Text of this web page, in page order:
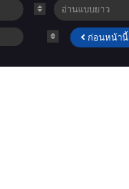
ก่อนหน้านี้